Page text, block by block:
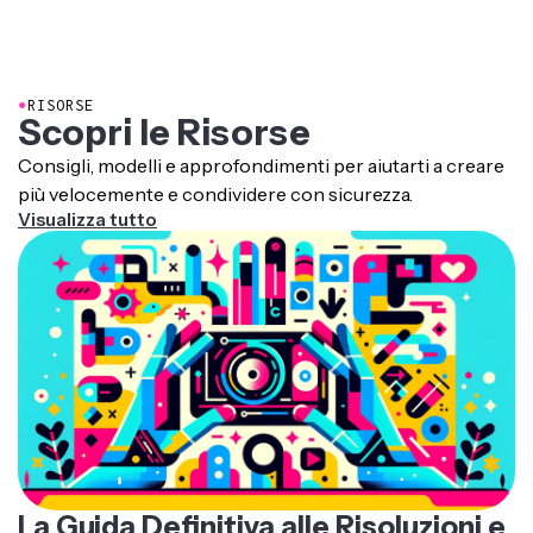
●RISORSE
Scopri le Risorse
Consigli, modelli e approfondimenti per aiutarti a creare
più velocemente e condividere con sicurezza.
Visualizza tutto